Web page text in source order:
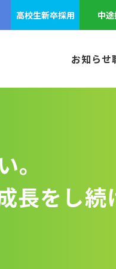
高校生新卒採用 中
お知らせ
をし続